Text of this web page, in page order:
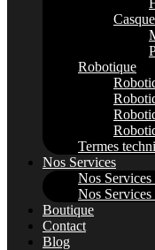
Robotique
Termes
Nos Services
Nos
Nos
Boutique
Contact
Blog